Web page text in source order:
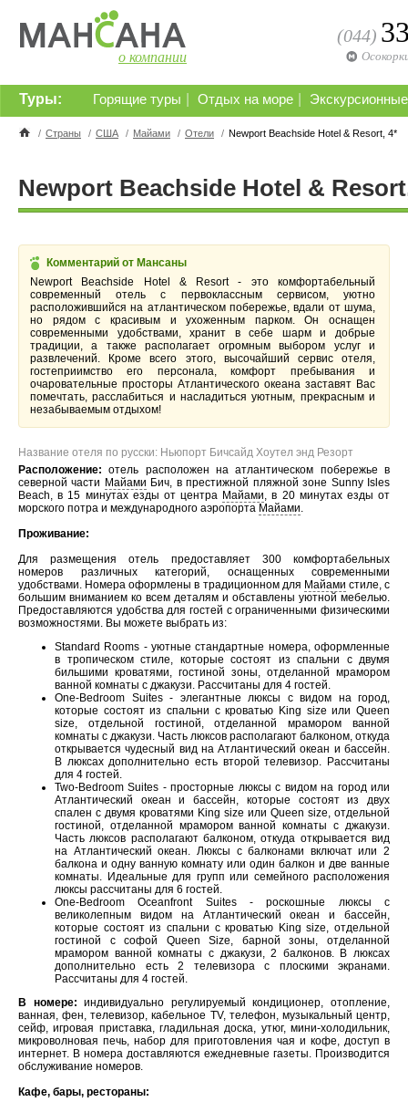
о компании
(044)
Горящие туры Отдых на море
Туры:
/ Страны / США / Майами / Отели / Newport Beachside Hotel & Resort, 4*
Newport Beachside Hotel &
Комментарий от Мансаны
Newport Beachside Hotel & Resort- это комфортабельный
современный отель с первоклассным сервисом, уютно
расположившийся на атлантическом побережье, вдали от шума,
но рядом с красивым и ухоженным парком. Он оснащен
современными удобствами, хранит в себе шарм и добрые
традиции, а также располагает огромным выбором услуг и
развлечений. Кроме всего этого, высочайший сервис отеля,
гостеприимство его персонала, комфорт пребывания и
очаровательные просторы Атлантического океана заставят Вас
помечтать, расслабиться и насладиться уютным, прекрасным и
незабываемым отдыхом!
Название отеля по русски: Ньюпорт Бичсайд Хоутел энд Резорт
Расположение: отель расположен на атлантическом побережье в
северной части Майами Бич, в престижной пляжной зоне Sunny Isles
Beach, в 15 минутах езды от центра Майами, в 20 минутах езды от
морского потра и международного аэропорта Майами.
Проживание:
Для размещения отель предоставляет 300 комфортабельных
номеров различных категорий, оснащенных современными
удобствами. Номера оформлены в традиционном для Майами стиле, с
большим вниманием ко всем деталям и обставлены уютной мебелью.
Предоставляются удобства для гостей с ограниченными физическими
возможностями. Вы можете выбрать из:
Standard Rooms - уютные стандартные номера, оформленные
в тропическом стиле, которые состоят из спальни с двумя
бильшими кроватями, гостиной зоны, отделанной мрамором
ванной комнаты с джакузи. Рассчитаны для 4 гостей.
One-Bedroom Suites - элегантные люксы с видом на город,
которые состоят из спальни с кроватью King size или Queen
size, отдельной гостиной, отделанной мрамором ванной
комнаты с джакузи. Часть люксов располагают балконом, откуда
открывается чудесный вид на Атлантический океан и бассейн.
В люксах дополнительно есть второй телевизор. Рассчитаны
для 4 гостей.
Two-Bedroom Suites - просторные люксы с видом на город или
Атлантический океан и бассейн, которые состоят из двух
спален с двумя кроватями King size или Queen size, отдельной
гостиной, отделанной мрамором ванной комнаты с джакузи.
Часть люксов располагают балконом, откуда открывается вид
на Атлантический океан. Люксы с балконами включат или 2
балкона и одну ванную комнату или один балкон и две ванные
комнаты. Идеальные для групп или семейного расположения
люксы рассчитаны для 6 гостей.
One-Bedroom Oceanfront Suites - роскошные люксы с
великолепным видом на Атлантический океан и бассейн,
которые состоят из спальни с кроватью King size, отдельной
гостиной с софой Queen Size, барной зоны, отделанной
мрамором ванной комнаты с джакузи, 2 балконов. В люксах
дополнительно есть 2 телевизора с плоскими экранами.
Рассчитаны для 4 гостей.
В номере: индивидуально регулируемый кондиционер, отопление,
ванная, фен, телевизор, кабельное TV, телефон, музыкальный центр,
сейф, игровая приставка, гладильная доска, утюг, мини-холодильник,
микроволновая печь, набор для приготовления чая и кофе, доступ в
интернет. В номера доставляются ежедневные газеты. Производится
обслуживание номеров.
Кафе, бары, рестораны: